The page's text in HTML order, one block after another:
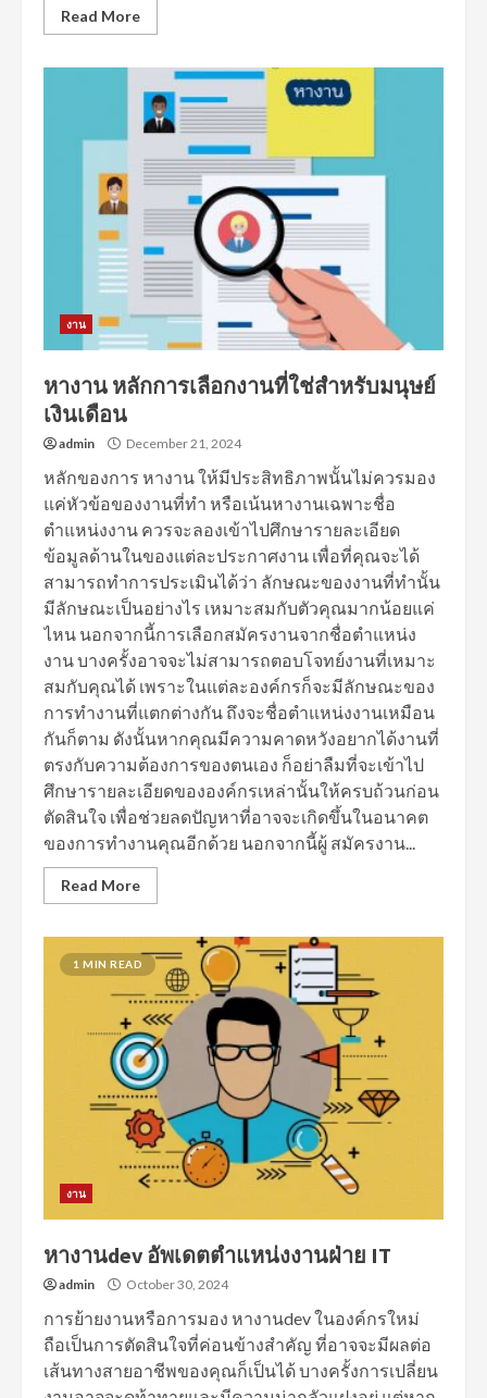
Read More
งาน
หางาน หลักการเลือกงานที่ใช่สำหรับมนุษย์
เงินเดือน
admin December 21, 2024
หลักของการ หางาน ให้มีประสิทธิภาพนั้นไม่ควรมอง
แค่หัวข้อของงานที่ทำ หรือเน้นหางานเฉพาะชื่อ
ตำแหน่งงาน ควรจะลองเข้าไปศึกษารายละเอียด
ข้อมูลด้านในของแต่ละประกาศงาน เพื่อที่คุณจะได้
สามารถทำการประเมินได้ว่า ลักษณะของงานที่ทำนั้น
มีลักษณะเป็นอย่างไร เหมาะสมกับตัวคุณมากน้อยแค่
ไหน นอกจากนี้การเลือกสมัครงานจากชื่อตำแหน่ง
งาน บางครั้งอาจจะไม่สามารถตอบโจทย์งานที่เหมาะ
สมกับคุณได้ เพราะในแต่ละองค์กรก็จะมีลักษณะของ
การทำงานที่แตกต่างกัน ถึงจะชื่อตำแหน่งงานเหมือน
กันก็ตาม ดังนั้นหากคุณมีความคาดหวังอยากได้งานที่
ตรงกับความต้องการของตนเอง ก็อย่าลืมที่จะเข้าไป
ศึกษารายละเอียดขององค์กรเหล่านั้นให้ครบถ้วนก่อน
ตัดสินใจ เพื่อช่วยลดปัญหาที่อาจจะเกิดขึ้นในอนาคต
ของการทำงานคุณอีกด้วย นอกจากนี้ผู้ สมัครงาน...
Read More
1 MIN READ
งาน
หางานdev อัพเดตตำแหน่งงานฝ่าย IT
admin October 30, 2024
การย้ายงานหรือการมอง หางานdev ในองค์กรใหม่
ถือเป็นการตัดสินใจที่ค่อนข้างสำคัญ ที่อาจจะมีผลต่อ
เส้นทางสายอาชีพของคุณก็เป็นได้ บางครั้งการเปลี่ยน